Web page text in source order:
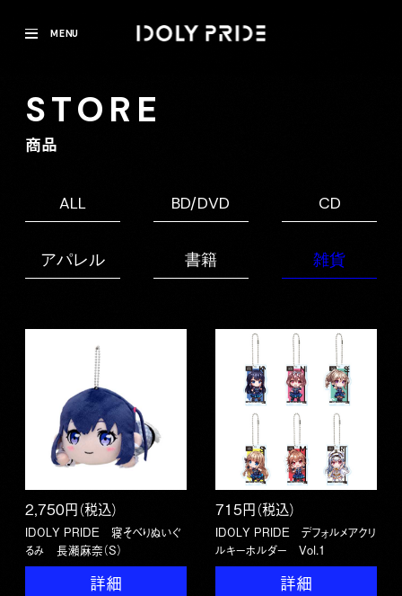
MENU
STORE
商品
ALL BD/DVD CD
アパレル 書籍 雑貨
2,750円（税込）
IDOLY PRIDE 寝そべりぬいぐ
るみ 長瀬麻奈（S）
詳細
715円（税込）
IDOLY PRIDE デフォルメアクリ
ルキーホルダー Vol.1
詳細